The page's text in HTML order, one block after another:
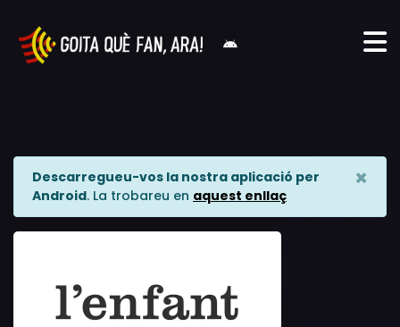
Descarregueu-vos la nostra aplicació per
Android. La trobareu en aquest enllaç
×